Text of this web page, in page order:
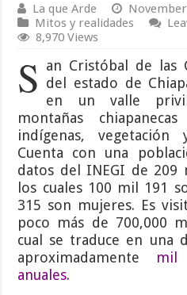
La que Arde
Mitos y realidades
8,970 Views
S an Cristóbal de las
del estado de
en un valle
montañas
indígenas, vegetación
Cuenta con una
datos del INEGI de 209
los cuales 100 mil 191
315 son mujeres. Es
poco más de 700,000
cual se traduce en una
aproximadamente
mil
anuales.